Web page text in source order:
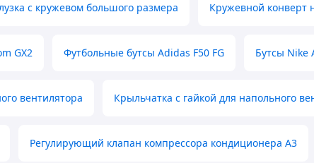
с кружевом большого размера Кружевной конверт
GX2 Футбольные бутсы Adidas F50 FG Бутсы Nike
вентилятора Крыльчатка с гайкой для напольного
Регулирующий клапан компрессора кондиционера А3